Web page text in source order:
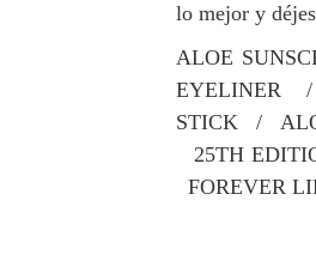
lo mejor y
ALOE
EYELINER /
STICK /
25TH
FOREVER